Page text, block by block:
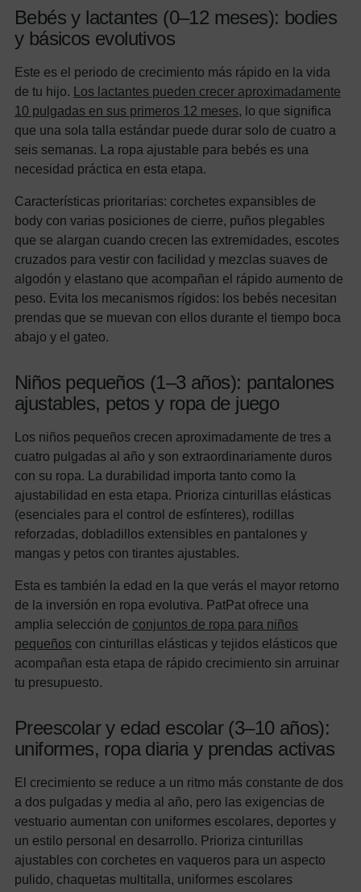
Bebés y lactantes (0–12 meses): bodies
y básicos evolutivos
Este es el periodo de crecimiento más rápido en la vida
de tu hijo. Los lactantes pueden crecer aproximadamente
10 pulgadas en sus primeros 12 meses, lo que significa
que una sola talla estándar puede durar solo de cuatro a
seis semanas. La ropa ajustable para bebés es una
necesidad práctica en esta etapa.
Características prioritarias: corchetes expansibles de
body con varias posiciones de cierre, puños plegables
que se alargan cuando crecen las extremidades, escotes
cruzados para vestir con facilidad y mezclas suaves de
algodón y elastano que acompañan el rápido aumento de
peso. Evita los mecanismos rígidos: los bebés necesitan
prendas que se muevan con ellos durante el tiempo boca
abajo y el gateo.
Niños pequeños (1–3 años): pantalones
ajustables, petos y ropa de juego
Los niños pequeños crecen aproximadamente de tres a
cuatro pulgadas al año y son extraordinariamente duros
con su ropa. La durabilidad importa tanto como la
ajustabilidad en esta etapa. Prioriza cinturillas elásticas
(esenciales para el control de esfínteres), rodillas
reforzadas, dobladillos extensibles en pantalones y
mangas y petos con tirantes ajustables.
Esta es también la edad en la que verás el mayor retorno
de la inversión en ropa evolutiva. PatPat ofrece una
amplia selección de conjuntos de ropa para niños
pequeños con cinturillas elásticas y tejidos elásticos que
acompañan esta etapa de rápido crecimiento sin arruinar
tu presupuesto.
Preescolar y edad escolar (3–10 años):
uniformes, ropa diaria y prendas activas
El crecimiento se reduce a un ritmo más constante de dos
a dos pulgadas y media al año, pero las exigencias de
vestuario aumentan con uniformes escolares, deportes y
un estilo personal en desarrollo. Prioriza cinturillas
ajustables con corchetes en vaqueros para un aspecto
pulido, chaquetas multitalla, uniformes escolares